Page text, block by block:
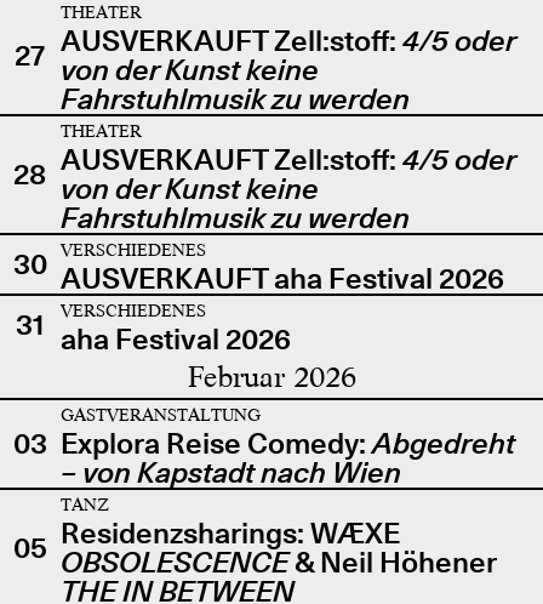
27
THEATER
AUSVERKAUFT Zell:stoff: 4/5 oder
von der Kunst keine
Fahrstuhlmusik zu werden
28
THEATER
AUSVERKAUFT Zell:stoff: 4/5 oder
von der Kunst keine
Fahrstuhlmusik zu werden
30
VERSCHIEDENES
AUSVERKAUFT aha Festival 2026
31
VERSCHIEDENES
aha Festival 2026
Februar 2026
03
GASTVERANSTALTUNG
Explora Reise Comedy:Abgedreht
– von Kapstadt nach Wien
05
TANZ
Residenzsharings: WÆXE
OBSOLESCENCE& Neil Höhener
THE IN BETWEEN